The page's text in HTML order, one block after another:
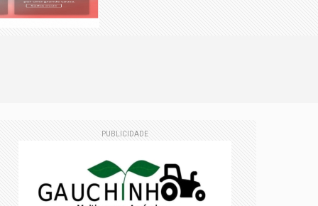
mil têm 100 anos ou mais
PUBLICIDADE